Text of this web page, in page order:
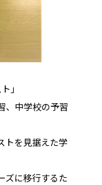
」
、中学校の予習
トを見据えた学
ズに移行するた